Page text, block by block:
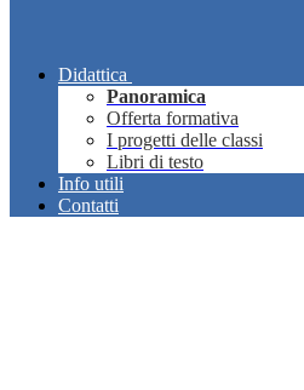
Didattica
Panoramica
Offerta formativa
I progetti delle classi
Libri di testo
Info utili
Contatti